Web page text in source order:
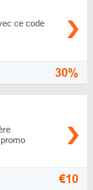
ce code
30%
€10